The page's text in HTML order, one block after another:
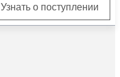
Узнать о поступлении